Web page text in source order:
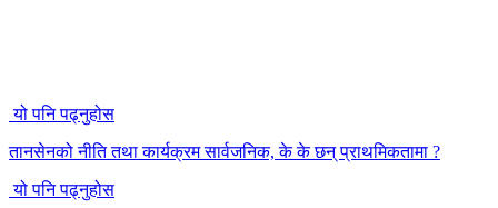
यो पनि पढ्नुहोस
तानसेनको नीति तथा कार्यक्रम सार्वजनिक, के के छन् प्राथमिकतामा ?
यो पनि पढ्नुहोस